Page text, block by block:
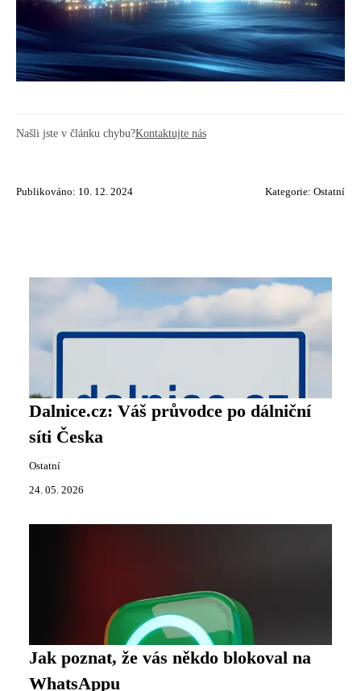
Našli jste v článku chybu?Kontaktujte nás
Publikováno: 10. 12. 2024 Kategorie: Ostatní
Dalnice.cz: Váš průvodce po dálniční
síti Česka
Ostatní
24. 05. 2026
Jak poznat, že vás někdo blokoval na
WhatsAppu